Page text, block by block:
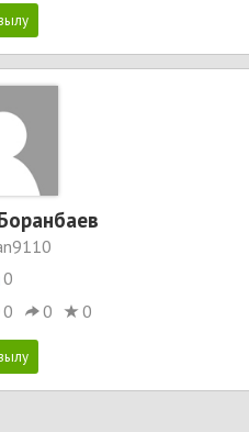
0
0 0 0